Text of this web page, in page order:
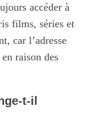
accéder à
films, séries et
car l’adresse
raison des
t-il